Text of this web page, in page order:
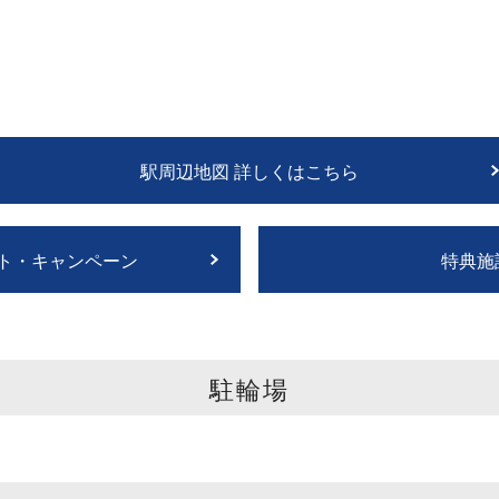
駅周辺地図 詳しくはこちら
・キャンペーン 特典施
駐輪場